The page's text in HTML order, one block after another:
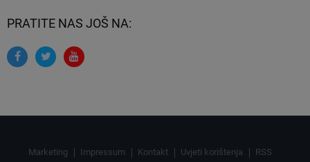
PRATITE NAS JOŠ NA:
Marketing Impressum Kontakt Uvjeti korištenja RSS